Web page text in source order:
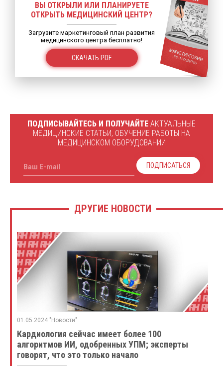
ВЫ ОТКРЫЛИ ИЛИ ПЛАНИРУЕТЕ
ОТКРЫТЬ МЕДИЦИНСКИЙ ЦЕНТР?
Загрузите маркетинговый план развития
медицинского центра бесплатно!
СКАЧАТЬ PDF
ПОДПИСЫВАЙТЕСЬ И ПОЛУЧАЙТЕ АКТУАЛЬНЫЕ
МЕДИЦИНСКИЕ СТАТЬИ, ОБУЧЕНИЕ РАБОТЫ НА
МЕДИЦИНСКОМ ОБОРУДОВАНИИ
Ваш E-mail ПОДПИСАТЬСЯ
ДРУГИЕ НОВОСТИ
01.05.2024 "Новости"
Кардиология сейчас имеет более 100
алгоритмов ИИ, одобренных УПМ; эксперты
говорят, что это только начало